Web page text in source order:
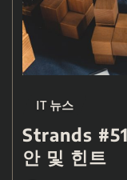
IT 뉴스
Strands
안 및 힌트